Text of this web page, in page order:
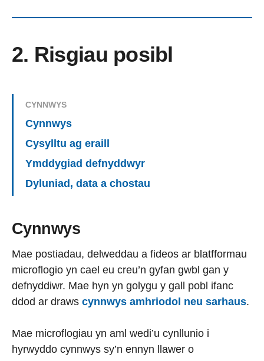
2. Risgiau posibl
CYNNWYS
Cynnwys
Cysylltu ag eraill
Ymddygiad defnyddwyr
Dyluniad, data a chostau
Cynnwys
Mae postiadau, delweddau a fideos ar blatfformau
microflogio yn cael eu creu’n gyfan gwbl gan y
defnyddiwr. Mae hyn yn golygu y gall pobl ifanc
ddod ar draws cynnwys amhriodol neu sarhaus.
Mae microflogiau yn aml wedi’u cynllunio i
hyrwyddo cynnwys sy’n ennyn llawer o